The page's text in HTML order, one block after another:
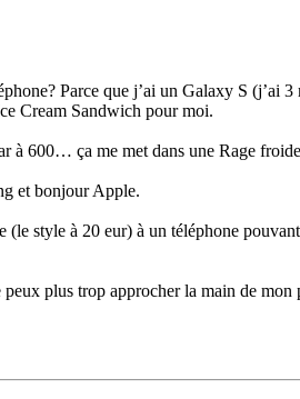
Parce que j’ai un Galaxy S (j’ai
Cream Sandwich pour moi.
600… ça me met dans une Rage
et bonjour Apple.
style à 20 eur) à un téléphone
plus trop approcher la main de mon